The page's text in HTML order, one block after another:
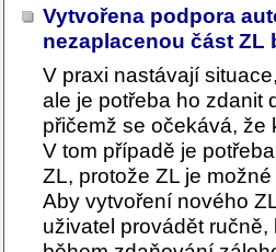
Vytvořena podpora
nezaplacenou část
V praxi nastávají
ale je potřeba ho zdanit
přičemž se očekává,
V tom případě je
ZL, protože ZL je
Aby vytvoření nového
uživatel provádět